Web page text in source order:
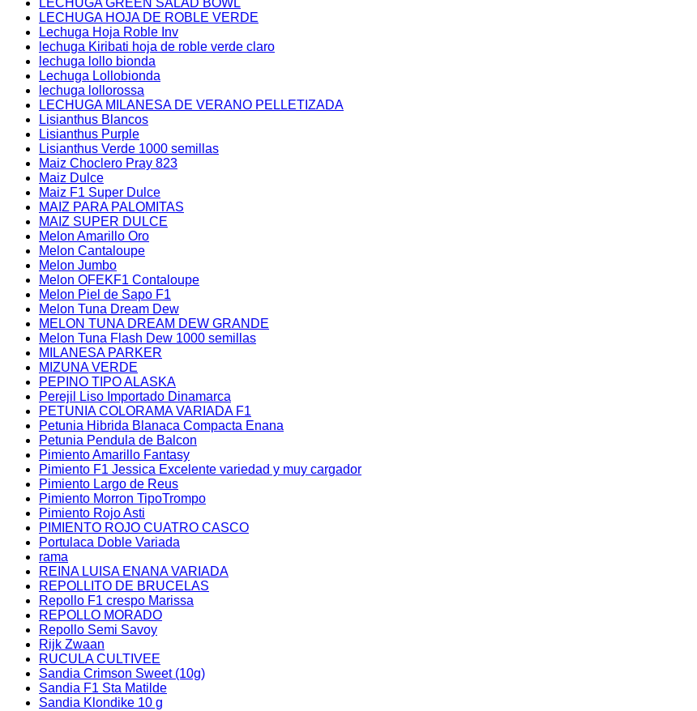
LECHUGA GREEN SALAD BOWL
LECHUGA HOJA DE ROBLE VERDE
Lechuga Hoja Roble Inv
lechuga Kiribati hoja de roble verde claro
lechuga lollo bionda
Lechuga Lollobionda
lechuga lollorossa
LECHUGA MILANESA DE VERANO PELLETIZADA
Lisianthus Blancos
Lisianthus Purple
Lisianthus Verde 1000 semillas
Maiz Choclero Pray 823
Maiz Dulce
Maiz F1 Super Dulce
MAIZ PARA PALOMITAS
MAIZ SUPER DULCE
Melon Amarillo Oro
Melon Cantaloupe
Melon Jumbo
Melon OFEKF1 Contaloupe
Melon Piel de Sapo F1
Melon Tuna Dream Dew
MELON TUNA DREAM DEW GRANDE
Melon Tuna Flash Dew 1000 semillas
MILANESA PARKER
MIZUNA VERDE
PEPINO TIPO ALASKA
Perejil Liso Importado Dinamarca
PETUNIA COLORAMA VARIADA F1
Petunia Hibrida Blanaca Compacta Enana
Petunia Pendula de Balcon
Pimiento Amarillo Fantasy
Pimiento F1 Jessica Excelente variedad y muy cargador
Pimiento Largo de Reus
Pimiento Morron TipoTrompo
Pimiento Rojo Asti
PIMIENTO ROJO CUATRO CASCO
Portulaca Doble Variada
rama
REINA LUISA ENANA VARIADA
REPOLLITO DE BRUCELAS
Repollo F1 crespo Marissa
REPOLLO MORADO
Repollo Semi Savoy
Rijk Zwaan
RUCULA CULTIVEE
Sandia Crimson Sweet (10g)
Sandia F1 Sta Matilde
Sandia Klondike 10 g